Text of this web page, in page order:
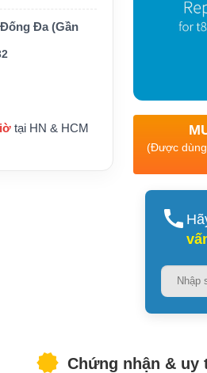
phụ tùng dự phò
Đa (Gần
tại HN & HCM
(Được
Chứng nhận & uy
XEM CHI